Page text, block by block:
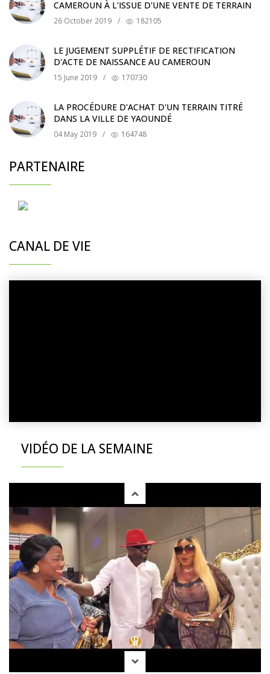
CAMEROUN À L'ISSUE D'UNE VENTE DE TERRAIN
26 October 2019 / 182105
LE JUGEMENT SUPPLÉTIF DE RECTIFICATION
D'ACTE DE NAISSANCE AU CAMEROUN
15 June 2019 / 170730
LA PROCÉDURE D'ACHAT D'UN TERRAIN TITRÉ
DANS LA VILLE DE YAOUNDÉ
04 May 2019 / 164748
PARTENAIRE
CANAL DE VIE
VIDÉO DE LA SEMAINE